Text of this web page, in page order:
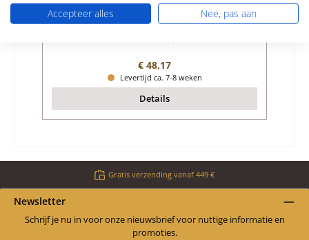
Productnummer:
01058046
Normale prijs:
€ 48,17
Levertijd ca. 7-8 weken
Details
Gratis verzending vanaf 449 €
Newsletter
Schrijf je nu in voor onze nieuwsbrief voor nuttige informatie en
promoties.
Accepteer alles Nee, pas aan